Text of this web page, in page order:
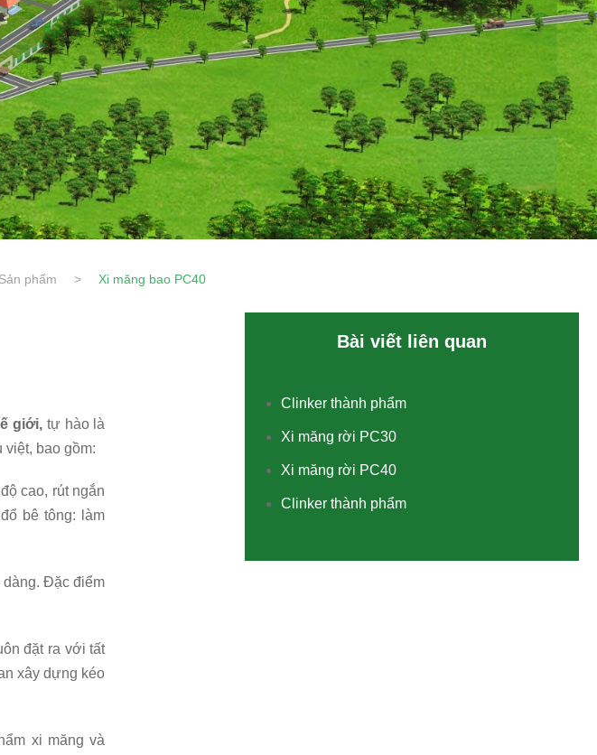
Sản phẩm > Xi măng bao PC40
giới, tự hào là
bao gồm:
cao, rút ngắn
bê tông: làm
Đặc điểm
đặt ra với tất
xây dựng kéo
xi măng và
Bài viết liên quan
Clinker thành phẩm
Xi măng rời PC30
Xi măng rời PC40
Clinker thành phẩm